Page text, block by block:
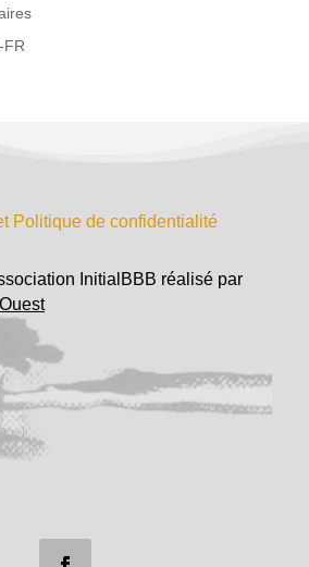
FR
Politique de confidentialité
InitialBBB réalisé par